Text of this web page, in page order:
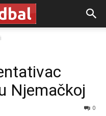
Njemačkoj
0